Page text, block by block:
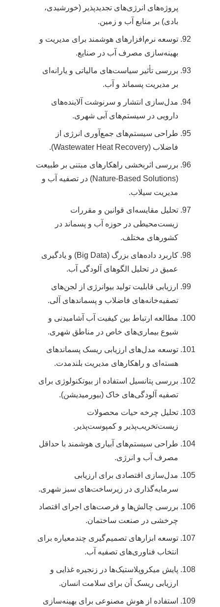
پروژه‌های انرژی‌های تجدیدپذیر (خورشیدی،
بادی) بر منابع آب و زمین.
توسعه نرم‌افزارهای هوشمند برای مدیریت و
بهینه‌سازی مصرف آب در صنایع.
بررسی تأثیر سیاست‌های مالیاتی و یارانه‌ای
بر مدیریت پسماند و آب.
مدل‌سازی انتشار و سرنوشت آلاینده‌های
دارویی در سیستم‌های آبی شهری.
طراحی سیستم‌های جمع‌آوری انرژی از
فاضلاب (Wastewater Heat Recovery).
بررسی اثربخشی راهکارهای مبتنی بر طبیعت
(Nature-Based Solutions) در تصفیه آب و
مدیریت سیلاب.
تحلیل مقایسه‌ای قوانین و مقررات
زیست‌محیطی در حوزه آب و پسماند در
کشورهای مختلف.
کاربرد داده‌های بزرگ (Big Data) و یادگیری
عمیق در تحلیل الگوهای آلودگی آب.
ارزیابی قابلیت تولید بیوانرژی از لجن‌های
تصفیه‌خانه‌های فاضلاب و پسماندهای آلی.
مطالعه ارتباط بین کیفیت آب آشامیدنی و
شیوع بیماری‌های خاص در مناطق شهری.
توسعه مدل‌های ارزیابی ریسک پسماندهای
هسته‌ای و راهکارهای مدیریت بلندمدت.
بررسی پتانسیل استفاده از بیوتکنولوژی برای
تصفیه آلودگی‌های خاک (بیورمیدیشن).
تحلیل چرخه حیات محصولات
زیست‌تخریب‌پذیر و کمپوست‌پذیر.
طراحی سیستم‌های آبیاری هوشمند با حداقل
مصرف آب و انرژی.
مدل‌سازی اقتصادی برای ارزیابی
سرمایه‌گذاری در زیرساخت‌های سبز شهری.
بررسی چالش‌ها و فرصت‌های اجرای اقتصاد
چرخشی در صنعت ساختمان.
توسعه ابزارهای تصمیم‌گیری چندمعیاره برای
انتخاب فناوری‌های تصفیه آب.
پایش میکروپلاستیک‌ها در زنجیره غذایی و
ارزیابی ریسک آن برای سلامت انسان.
استفاده از هوش مصنوعی برای بهینه‌سازی